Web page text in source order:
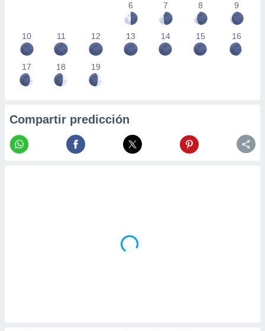
6
7 8 9
10 11 12 13 14 15 16
17 18 19
Compartir predicción